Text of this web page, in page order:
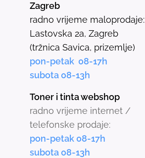
Zagreb
radno vrijeme maloprodaje:
Lastovska 2a, Zagreb
(tržnica Savica, prizemlje)
pon-petak 08-17h
subota 08-13h
Toner i tinta webshop
radno vrijeme internet /
telefonske prodaje:
pon-petak 08-17h
subota 08-13h